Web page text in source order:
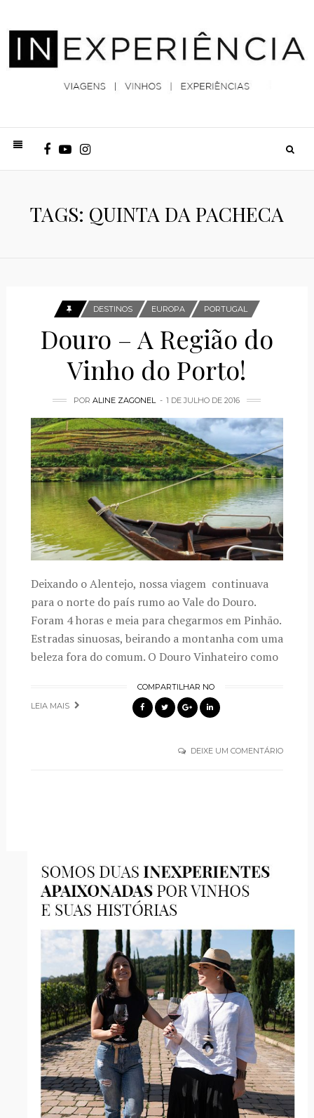
TAGS: QUINTA DA PACHECA
DESTINOS EUROPA PORTUGAL
Douro – A Região do
Vinho do Porto!
PORALINE ZAGONEL 1 DE JULHO DE 2016
Deixando o Alentejo, nossa viagem continuava
para o norte do país rumo ao Vale do Douro.
Foram 4 horas e meia para chegarmos em Pinhão.
Estradas sinuosas, beirando a montanha com uma
beleza fora do comum. O Douro Vinhateiro como
LEIA MAIS
COMPARTILHAR NO
DEIXE UM COMENTÁRIO